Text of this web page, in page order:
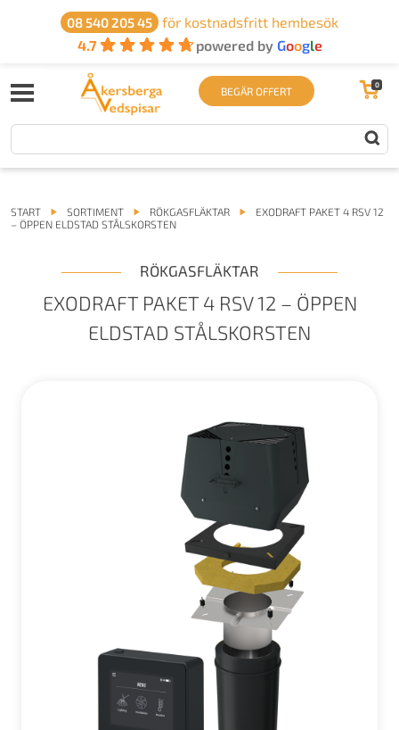
08 540 205 45
för kostnadsfritt hembesök
4.7
powered by Google
BEGÄR OFFERT 0
START SORTIMENT RÖKGASFLÄKTAR
EXODRAFT PAKET 4 RSV 12
– ÖPPEN ELDSTAD STÅLSKORSTEN
RÖKGASFLÄKTAR
EXODRAFT PAKET 4 RSV 12 – ÖPPEN
ELDSTAD STÅLSKORSTEN